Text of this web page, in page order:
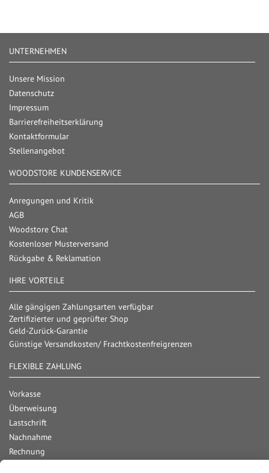
UNTERNEHMEN
Unsere Mission
Datenschutz
Impressum
Barrierefreiheitserklärung
Kontaktformular
Stellenangebot
WOODSTORE KUNDENSERVICE
Anregungen und Kritik
AGB
Woodstore Chat
Kostenloser Musterversand
Rückgabe & Reklamation
IHRE VORTEILE
Alle gängigen Zahlungsarten verfügbar
Zertifizierter und geprüfter Shop
Geld-Zurück-Garantie
Günstige Versandkosten/ Frachtkostenfreigrenzen
FLEXIBLE ZAHLUNG
Vorkasse
Überweisung
Lastschrift
Nachnahme
Rechnung